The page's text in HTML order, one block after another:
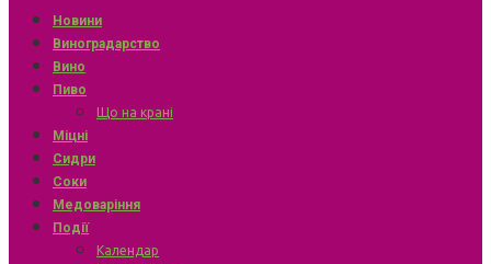
Новини
Виноградарство
Вино
Пиво
Що на крані
Міцні
Сидри
Соки
Медоваріння
Події
Календар